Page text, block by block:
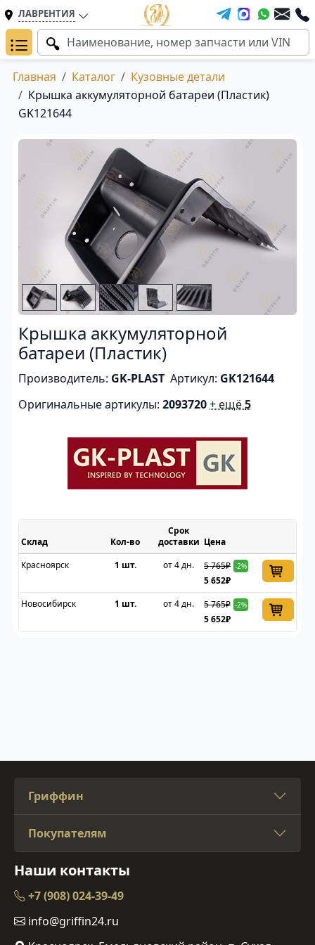
ЛАВРЕНТИЯ
Главная Каталог
Кузовные детали
Крышка аккумуляторной батареи (Пластик)
GK121644
Крышка аккумуляторной
батареи (Пластик)
Производитель: GK-PLAST Артикул: GK121644
Оригинальные артикулы: 2093720+ ещё5
Склад
Срок
доставки Цена
Красноярск
1 шт. от 4 дн. 5 765₽ -2%
5 652₽
Новосибирск
1 шт. от 4 дн. 5 765₽ -2%
5 652₽
Гриффин
Покупателям
Наши контакты
+7 (908) 024-39-49
info@griffin24.ru